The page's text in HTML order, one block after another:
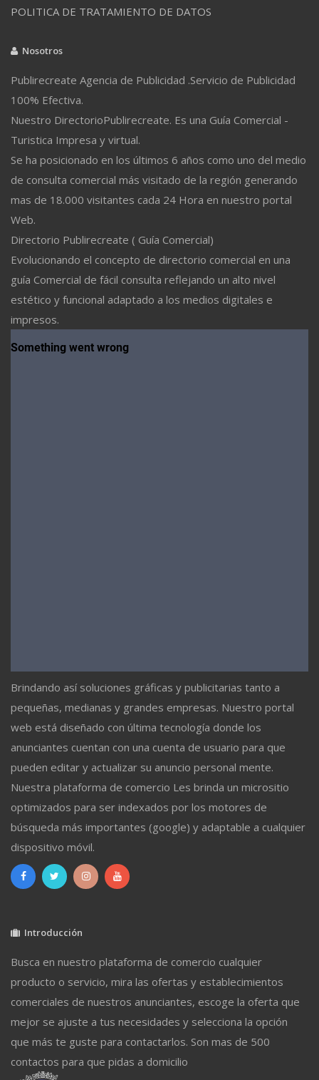
POLITICA DE TRATAMIENTO DE DATOS
Nosotros
Publirecreate Agencia de Publicidad .Servicio de Publicidad
100% Efectiva.
Nuestro DirectorioPublirecreate. Es una Guía Comercial -
Turistica Impresa y virtual.
Se ha posicionado en los últimos 6 años como uno del medio
de consulta comercial más visitado de la región generando
mas de 18.000 visitantes cada 24 Hora en nuestro portal
Web.
Directorio Publirecreate ( Guía Comercial)
Evolucionando el concepto de directorio comercial en una
guía Comercial de fácil consulta reflejando un alto nivel
estético y funcional adaptado a los medios digitales e
impresos.
Brindando así soluciones gráficas y publicitarias tanto a
pequeñas, medianas y grandes empresas. Nuestro portal
web está diseñado con última tecnología donde los
anunciantes cuentan con una cuenta de usuario para que
pueden editar y actualizar su anuncio personal mente.
Nuestra plataforma de comercio Les brinda un micrositio
optimizados para ser indexados por los motores de
búsqueda más importantes (google) y adaptable a cualquier
dispositivo móvil.
Introducción
Busca en nuestro plataforma de comercio cualquier
producto o servicio, mira las ofertas y establecimientos
comerciales de nuestros anunciantes, escoge la oferta que
mejor se ajuste a tus necesidades y selecciona la opción
que más te guste para contactarlos. Son mas de 500
contactos para que pidas a domicilio